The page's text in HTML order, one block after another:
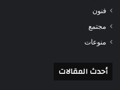
فنون
مجتمع
منوعات
أحدث المقالات